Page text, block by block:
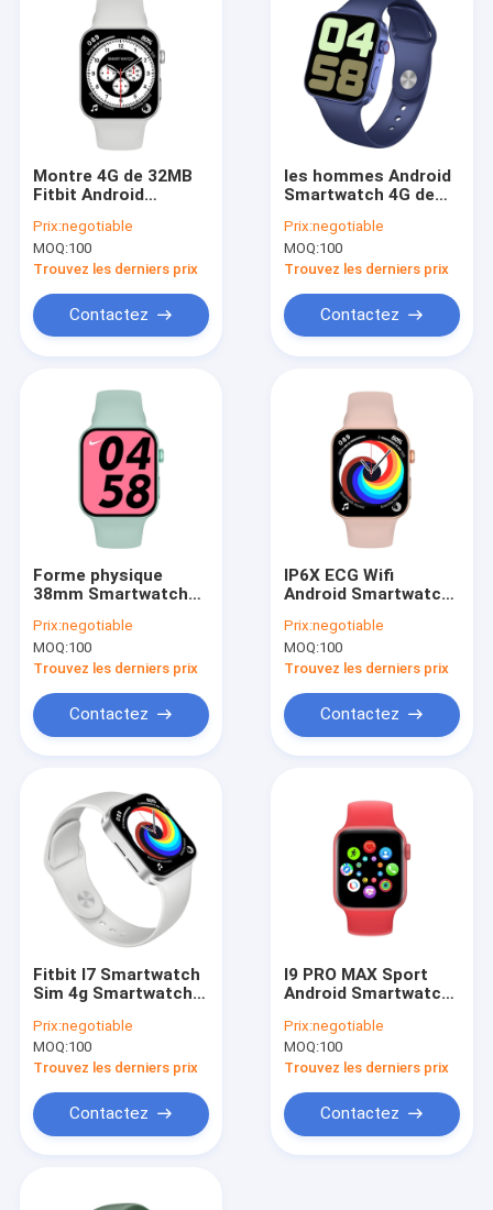
Produits
A propos de nous
Visite d'usine
nouvelles
traqueur Smartwatch de forme physique
Smart Watch programmable
montre intelligente de bracelet
Android Smartwatch 4G
Android Smartwatch compatible
Montre imperméable d'Android
Stylo capacitif actif
Stylo futé de stylet
Montre 4G de 32MB
Fitbit Android
hommes 280mAH
Prix:negotiable
MOQ:100
Trouvez les derniers prix
Contactez
les hommes Android
Smartwatch 4G de
Bitwatches
compatible de la
bande de montre
Prix:negotiable
MOQ:100
Trouvez les derniers prix
Contactez
Forme physique
38mm Smartwatch
4G avec Bluetooth
Mic Speaker
Prix:negotiable
MOQ:100
Trouvez les derniers prix
Contactez
IP6X ECG Wifi
Android Smartwatch
bleue de sport
d'abîme
Prix:negotiable
MOQ:100
Trouvez les derniers prix
Contactez
Fitbit I7 Smartwatch
Sim 4g Smartwatch
Prix:negotiable
MOQ:100
Trouvez les derniers prix
Contactez
I9 PRO MAX Sport
Android Smartwatch
molle de silicone
Prix:negotiable
MOQ:100
Trouvez les derniers prix
Contactez